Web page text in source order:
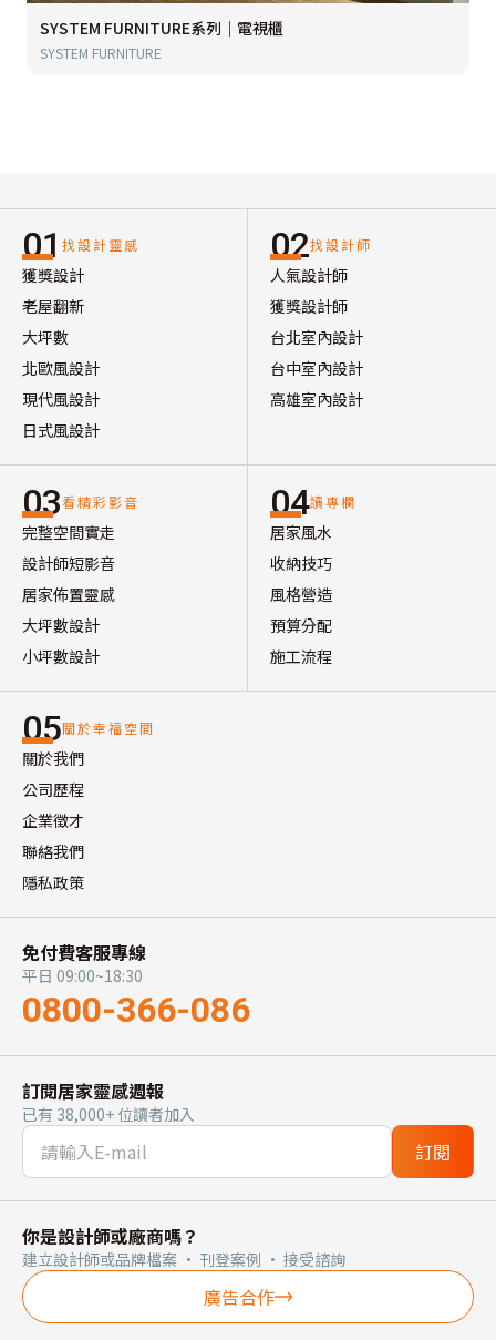
SYSTEM FURNITURE系列｜電視櫃
SYSTEM FURNITURE
01 找設計靈感
獲獎設計
老屋翻新
大坪數
北歐風設計
現代風設計
日式風設計
02找設計師
人氣設計師
獲獎設計師
台北室內設計
台中室內設計
高雄室內設計
03看精彩影音
完整空間實走
設計師短影音
居家佈置靈感
大坪數設計
小坪數設計
04讀專欄
居家風水
收納技巧
風格營造
預算分配
施工流程
05關於幸福空間
關於我們
公司歷程
企業徵才
聯絡我們
隱私政策
免付費客服專線
平日 09:00~18:30
0800-366-086
訂閱居家靈感週報
已有 38,000+ 位讀者加入
訂閱
你是設計師或廠商嗎？
建立設計師或品牌檔案 · 刊登案例 · 接受諮詢
廣告合作